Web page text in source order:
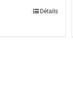
Détails